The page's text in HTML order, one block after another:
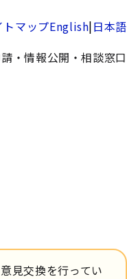
トマップEnglish|日本語
・情報公開・相談窓口
見交換を行ってい